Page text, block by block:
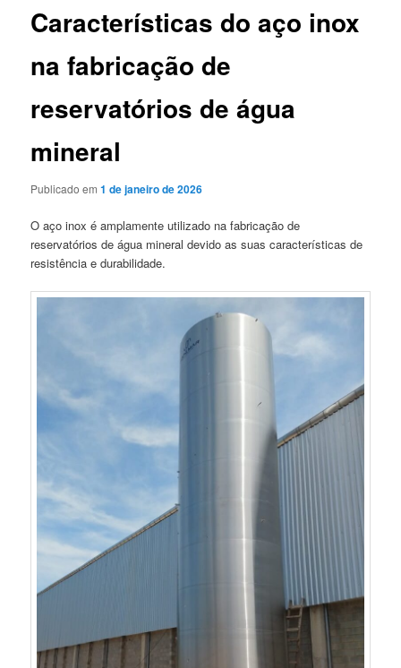
Características do aço inox
na fabricação de
reservatórios de água
mineral
Publicado em1 de janeiro de 2026
O aço inox é amplamente utilizado na fabricação de
reservatórios de água mineral devido as suas características de
resistência e durabilidade.